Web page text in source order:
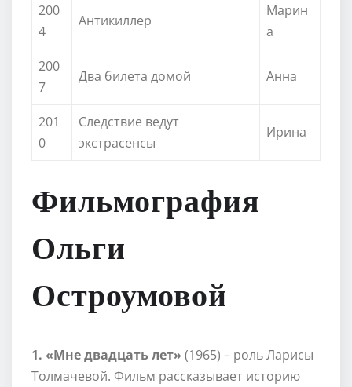
200
4
Антикиллер
Марин
а
200
7
Два билета домой Анна
201
0
Следствие ведут
экстрасенсы
Ирина
Фильмография
Ольги
Остроумовой
1. «Мне двадцать лет» (1965) – роль Ларисы
Толмачевой. Фильм рассказывает историю